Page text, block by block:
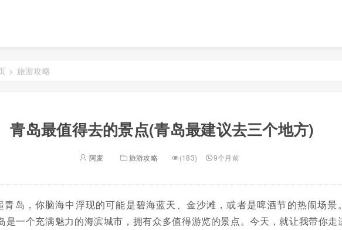
> 旅游攻略
青岛最值得去的景点(青岛最建议去三个地方)
阿麦 旅游攻略 (183) 9个月前
青岛，你脑海中浮现的可能是碧海蓝天、金沙滩，或者是啤酒节的热闹场景
是一个充满魅力的海滨城市，拥有众多值得游览的景点。今天，就让我带你走